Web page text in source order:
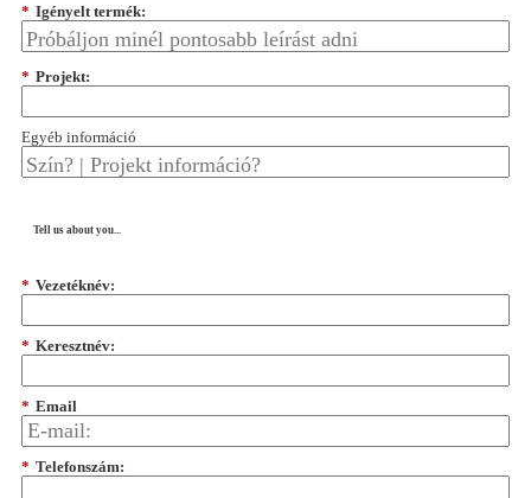
* Igényelt termék:
* Projekt:
Egyéb információ
Tell us about you...
* Vezetéknév:
* Keresztnév:
* Email
* Telefonszám: